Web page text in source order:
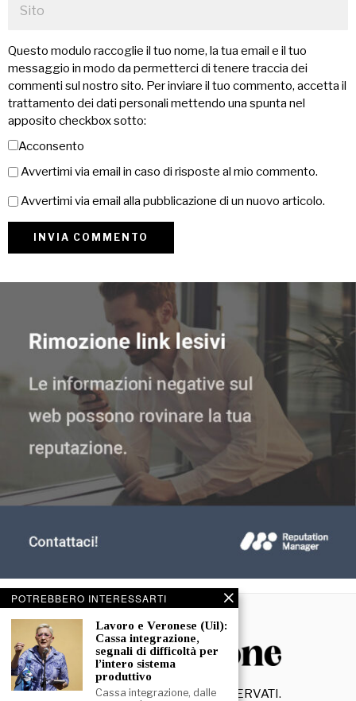
Questo modulo raccoglie il tuo nome, la tua email e il tuo
messaggio in modo da permetterci di tenere traccia dei
commenti sul nostro sito. Per inviare il tuo commento, accetta il
trattamento dei dati personali mettendo una spunta nel
apposito checkbox sotto:
Acconsento
Avvertimi via email in caso di risposte al mio commento.
Avvertimi via email alla pubblicazione di un nuovo articolo.
© 2026- TUTTI I DIRITTI RISERVATI.
POTREBBERO INTERESSARTI
Lavoro e Veronese (Uil):
Cassa integrazione,
segnali di difficoltà per
l’intero sistema
produttivo
Cassa integrazione, dalle